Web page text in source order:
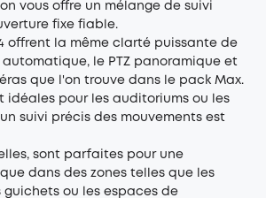
vous offre un mélange de suivi
fixe fiable.
offrent la même clarté puissante de
automatique, le PTZ panoramique et
que l'on trouve dans le pack Max.
idéales pour les auditoriums ou les
suivi précis des mouvements est
sont parfaites pour une
dans des zones telles que les
guichets ou les espaces de